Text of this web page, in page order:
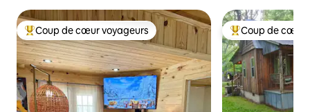
Coups de cœur voyageurs les plus appréciés
Coup de cœur voyageurs Coups de cœur
Coup de cœur